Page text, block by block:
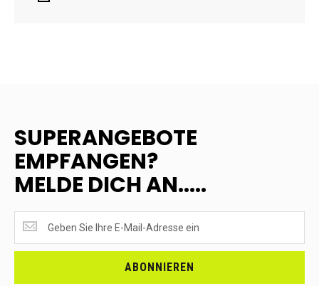
SUPERANGEBOTE
EMPFANGEN?
MELDE DICH AN.....
EMPFANGEN?
<br>MELDE
ABONNIEREN